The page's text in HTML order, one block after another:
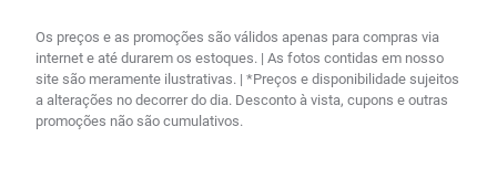
Os preços e as promoções são válidos apenas para compras via
internet e até durarem os estoques. | As fotos contidas em nosso
site são meramente ilustrativas. | *Preços e disponibilidade sujeitos
a alterações no decorrer do dia. Desconto à vista, cupons e outras
promoções não são cumulativos.